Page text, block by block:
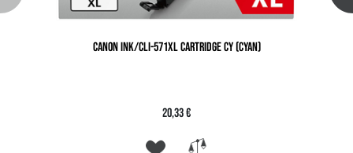
CANON INK/CLI-571XL CARTRIDGE CY (CYAN)
20,33 €